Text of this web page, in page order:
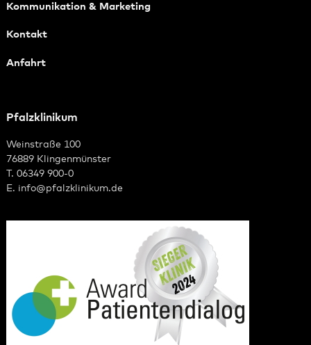
Kommunikation & Marketing
Kontakt
Anfahrt
Pfalzklinikum
Weinstraße 100
76889 Klingenmünster
T. 06349 900-0
E. info@pfalzklinikum.de